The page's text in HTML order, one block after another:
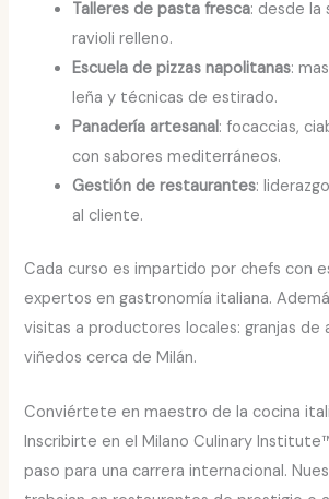
Talleres de pasta fresca: desde la
ravioli relleno.
Escuela de pizzas napolitanas:
leña y técnicas de estirado.
Panadería artesanal: focaccias,
con sabores mediterráneos.
Gestión de restaurantes:
al cliente.
Cada curso es impartido por chefs con
expertos en gastronomía italiana.
visitas a productores locales: granjas de
viñedos cerca de Milán.
Conviértete en maestro de la cocina
Inscribirte en el Milano Culinary
paso para una carrera internacional.